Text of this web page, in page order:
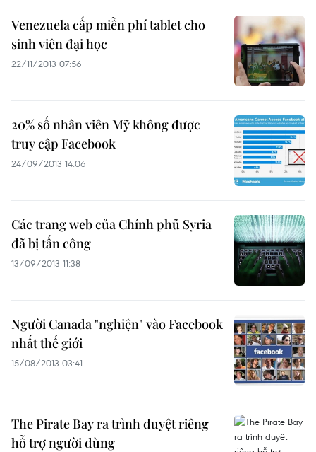
Venezuela cấp miễn phí tablet cho
sinh viên đại học
22/11/2013 07:56
20% số nhân viên Mỹ không được
truy cập Facebook
24/09/2013 14:06
Các trang web của Chính phủ Syria
đã bị tấn công
13/09/2013 11:38
Người Canada "nghiện" vào Facebook
nhất thế giới
15/08/2013 03:41
The Pirate Bay ra trình duyệt riêng
hỗ trợ người dùng